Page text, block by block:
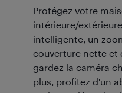
Protégez votre
intérieure/
intelligente, un
couverture nette et
gardez la caméra
plus, profitez d'un